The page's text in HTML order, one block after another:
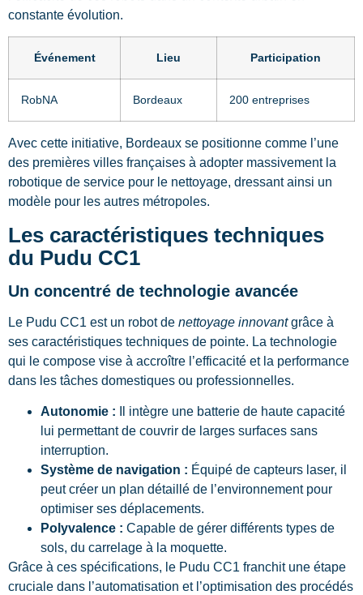
constante évolution.
Événement Lieu Participation
RobNA Bordeaux 200 entreprises
Avec cette initiative, Bordeaux se positionne comme l’une
des premières villes françaises à adopter massivement la
robotique de service pour le nettoyage, dressant ainsi un
modèle pour les autres métropoles.
Les caractéristiques techniques
du Pudu CC1
Un concentré de technologie avancée
Le Pudu CC1 est un robot de nettoyage innovantgrâce à
ses caractéristiques techniques de pointe. La technologie
qui le compose vise à accroître l’efficacité et la performance
dans les tâches domestiques ou professionnelles.
Autonomie : Il intègre une batterie de haute capacité
lui permettant de couvrir de larges surfaces sans
interruption.
Système de navigation : Équipé de capteurs laser, il
peut créer un plan détaillé de l’environnement pour
optimiser ses déplacements.
Polyvalence : Capable de gérer différents types de
sols, du carrelage à la moquette.
Grâce à ces spécifications, le Pudu CC1 franchit une étape
cruciale dans l’automatisation et l’optimisation des procédés